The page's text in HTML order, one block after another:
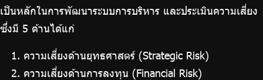
เป็นหลักในการพัฒนาระบบการบริหาร และประเมินความเสี่ยง
ซึ่งมี 5 ด้านได้แก่
ความเสี่ยงด้านยุทธศาสตร์ (Strategic Risk)
ความเสี่ยงด้านการลงทุน (Financial Risk)